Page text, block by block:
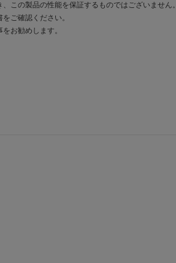
この製品の性能を保証するものではございません。
ご確認ください。
お勧めします。